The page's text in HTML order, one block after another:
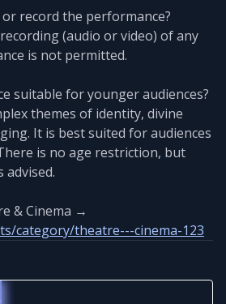
record the performance?
(audio or video) of any
is not permitted.
suitable for younger audiences?
themes of identity, divine
It is best suited for audiences
is no age restriction, but
advised.
& Cinema →
category/theatre---cinema-123